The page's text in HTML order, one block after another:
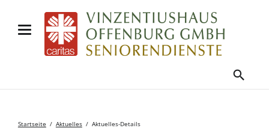
Startseite Aktuelles Aktuelles-Details